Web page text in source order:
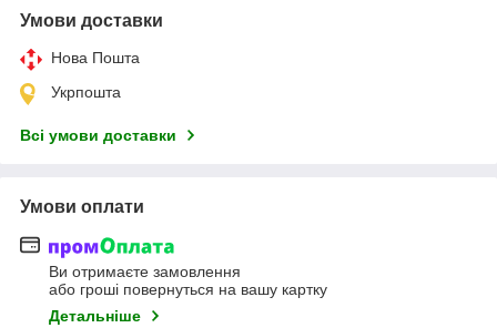
Умови доставки
Нова Пошта
Укрпошта
Всі умови доставки
Умови оплати
Ви отримаєте замовлення
або гроші повернуться на вашу картку
Детальніше